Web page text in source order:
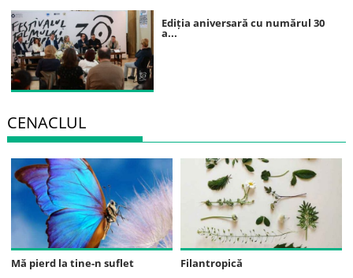
Ediția aniversară cu numărul 30
a...
CENACLUL
Mă pierd la tine-n suflet Filantropică